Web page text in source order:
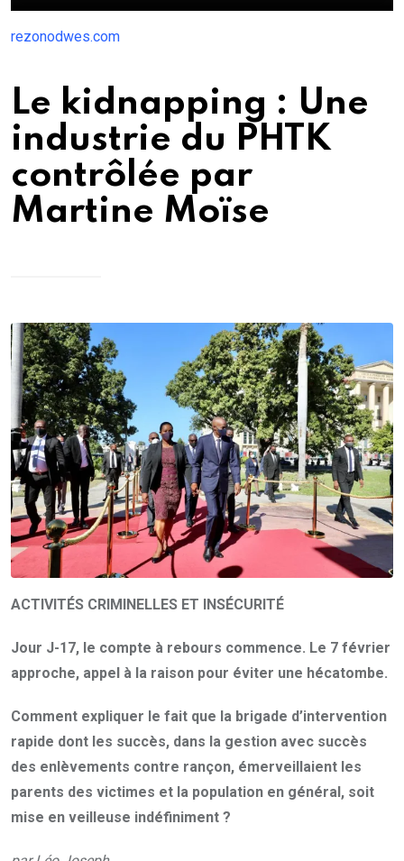
rezonodwes.com
Le kidnapping : Une
industrie du PHTK
contrôlée par
Martine Moïse
ACTIVITÉS CRIMINELLES ET INSÉCURITÉ
Jour J-17, le compte à rebours commence. Le 7 février
approche, appel à la raison pour éviter une hécatombe.
Comment expliquer le fait que la brigade d’intervention
rapide dont les succès, dans la gestion avec succès
des enlèvements contre rançon, émerveillaient les
parents des victimes et la population en général, soit
mise en veilleuse indéfiniment ?